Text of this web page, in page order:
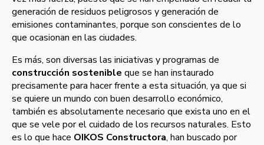
generación de residuos peligrosos y generación de
emisiones contaminantes, porque son conscientes de lo
que ocasionan en las ciudades.
Es más, son diversas las iniciativas y programas de
construcción sostenible que se han instaurado
precisamente para hacer frente a esta situación, ya que si
se quiere un mundo con buen desarrollo económico,
también es absolutamente necesario que exista uno en el
que se vele por el cuidado de los recursos naturales. Esto
es lo que hace OIKOS Constructora, han buscado por